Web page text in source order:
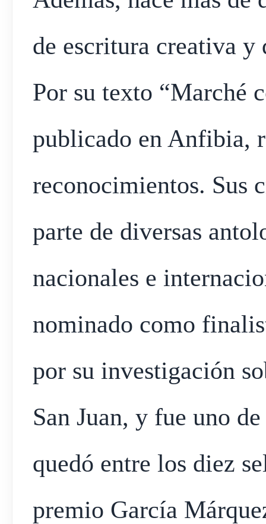
de escritura creativa
Por su texto “Marché
publicado en Anfibia,
reconocimientos. Sus
parte de diversas
nacionales e
nominado como
por su investigación
San Juan, y fue uno
quedó entre los diez
premio García